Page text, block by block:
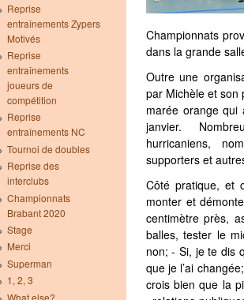
Championnats
dans la grande
Outre une
par Michèle et son
marée orange
janvier.
hurricaniens,
supporters et
Côté pratique, et
monter et
centimètre près,
balles, tester le
non; - Si, je te dis
que je l’ai
crois bien que la
Reprise
entraînements Zypers
Motivés
Reprise
entraînements
joueurs de
compétition
Reprise
entraînements NC
Tournoi de doubles
Reprise des
interclubs
Championnats
Brabant 2020
Stage
Merci
Superman
1, 2, 3
What else?